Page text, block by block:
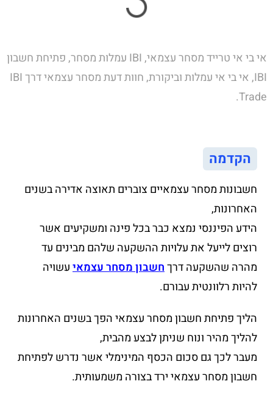
אי בי אי טרייד מסחר עצמאי, IBI עמלות מסחר, פתיחת חשבון
IBI, אי בי אי עמלות וביקורת, חוות דעת מסחר עצמאי דרך IBI
Trade.
הקדמה
חשבונות מסחר עצמאיים צוברים תאוצה אדירה בשנים
האחרונות,
הידע הפיננסי נמצא כבר בכל פינה ומשקיעים אשר
רוצים לייעל את עלויות ההשקעה שלהם מבינים עד
מהרה שהשקעה דרךחשבון מסחר עצמאיעשויה
להיות רלוונטית עבורם.
הליך פתיחת חשבון מסחר עצמאי הפך בשנים האחרונות
להליך מהיר ונוח שניתן לבצע מהבית,
מעבר לכך גם סכום הכסף המינימלי אשר נדרש לפתיחת
חשבון מסחר עצמאי ירד בצורה משמעותית.